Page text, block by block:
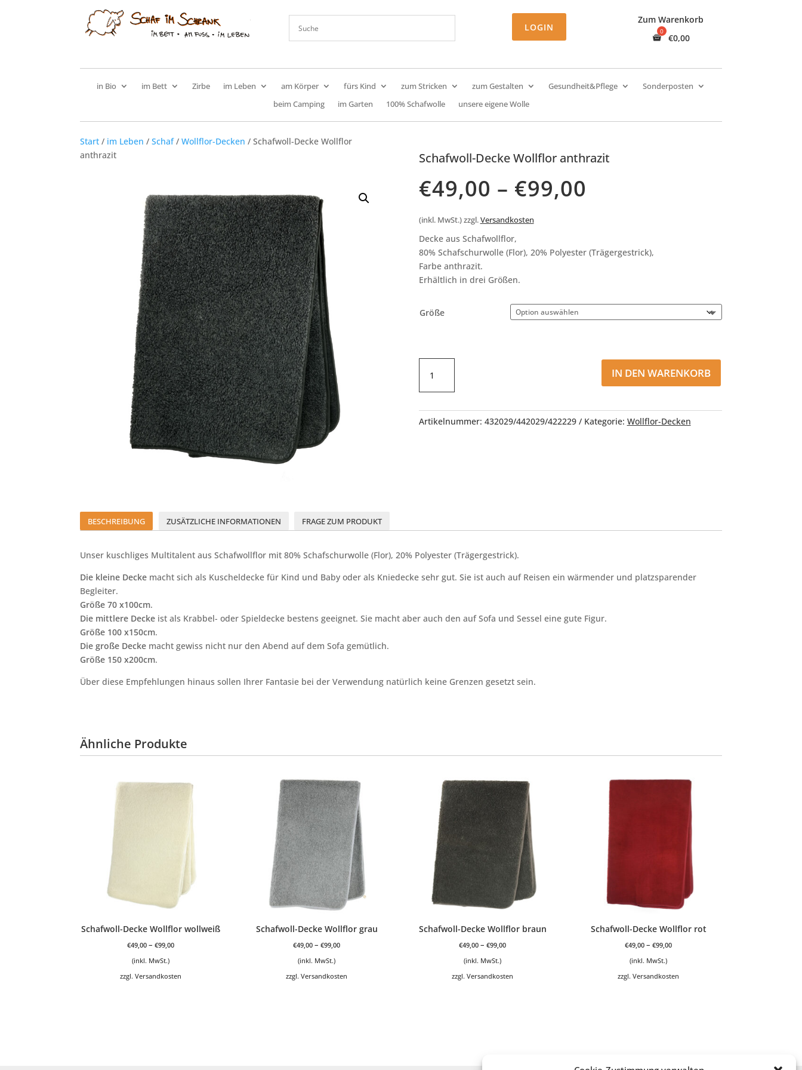
LOGIN
Zum Warenkorb
€0,00
in Bio im Bett Zirbe im Leben am Körper fürs Kind zum Stricken zum Gestalten Gesundheit&Pflege
Sonderposten
beim Camping
im Garten 100% Schafwolle unsere eigene Wolle
Start / im Leben /Schaf/Wollflor-Decken / Schafwoll-Decke Wollflor
anthrazit
Schafwoll-Decke Wollflor anthrazit
€49,00 – €99,00
(inkl. MwSt.) zzgl.Versandkosten
Decke aus Schafwollflor,
80% Schafschurwolle (Flor), 20% Polyester (Trägergestrick),
Farbe anthrazit.
Erhältlich in drei Größen.
Größe
Decke
Wollflor
Menge
IN DEN WARENKORB
Artikelnummer: 432029/442029/422229 Kategorie: Wollflor-Decken
BESCHREIBUNG ZUSÄTZLICHE INFORMATIONEN FRAGE ZUM PRODUKT
Unser kuschliges Multitalent aus Schafwollflor mit 80% Schafschurwolle (Flor), 20% Polyester (Trägergestrick).
Die kleine Decke macht sich als Kuscheldecke für Kind und Baby oder als Kniedecke sehr gut. Sie ist auch auf Reisen ein wärmender und platzsparender
Begleiter.
Größe 70 x100cm.
Die mittlere Decke ist als Krabbel- oder Spieldecke bestens geeignet. Sie macht aber auch den auf Sofa und Sessel eine gute Figur.
Größe 100 x150cm.
Die große Decke macht gewiss nicht nur den Abend auf dem Sofa gemütlich.
Größe 150 x200cm.
Über diese Empfehlungen hinaus sollen Ihrer Fantasie bei der Verwendung natürlich keine Grenzen gesetzt sein.
Ähnliche Produkte
Schafwoll-Decke Wollflor wollweiß
€49,00 –€99,00
(inkl. MwSt.)
zzgl.Versandkosten
Schafwoll-Decke Wollflor grau
€49,00 –€99,00
(inkl. MwSt.)
zzgl.Versandkosten
Schafwoll-Decke Wollflor braun
€49,00 –€99,00
(inkl. MwSt.)
zzgl.Versandkosten
Schafwoll-Decke Wollflor rot
€49,00 –€99,00
(inkl. MwSt.)
zzgl.Versandkosten